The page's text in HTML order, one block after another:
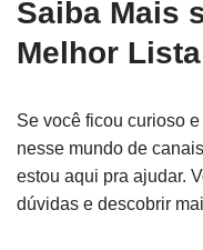
Saiba Mais
Melhor
Se você ficou curioso
nesse mundo de
estou aqui pra ajudar.
dúvidas e descobrir